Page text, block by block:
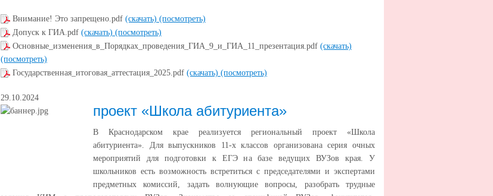
Внимание! Это запрещено.pdf (скачать) (посмотреть)
Допуск к ГИА.pdf (скачать) (посмотреть)
Основные_изменения_в_Порядках_проведения_ГИА_9_и_ГИА_11_презентация.pdf (скачать)
(посмотреть)
Государственная_итоговая_аттестация_2025.pdf (скачать) (посмотреть)
29.10.2024
проект «Школа абитуриента»
В Краснодарском крае реализуется региональный проект «Школа
абитуриента». Для выпускников 11-х классов организована серия очных
мероприятий для подготовки к ЕГЭ на базе ведущих ВУЗов края. У
школьников есть возможность встретиться с председателями и экспертами
предметных комиссий, задать волнующие вопросы, разобрать трудные